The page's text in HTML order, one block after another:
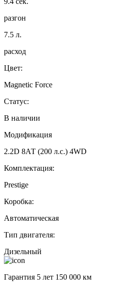
разгон
7.5 л.
расход
Цвет:
Magnetic Force
Статус:
В наличии
Модификация
2.2D 8АТ (200 л.с.) 4WD
Комплектация:
Prestige
Коробка:
Автоматическая
Тип двигателя:
Дизельный
Гарантия 5 лет 150 000 км